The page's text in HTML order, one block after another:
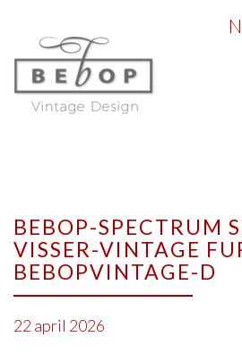
BEBOP-SPECTRUM
VISSER-VINTAGE
BEBOPVINTAGE-D
22 april 2026